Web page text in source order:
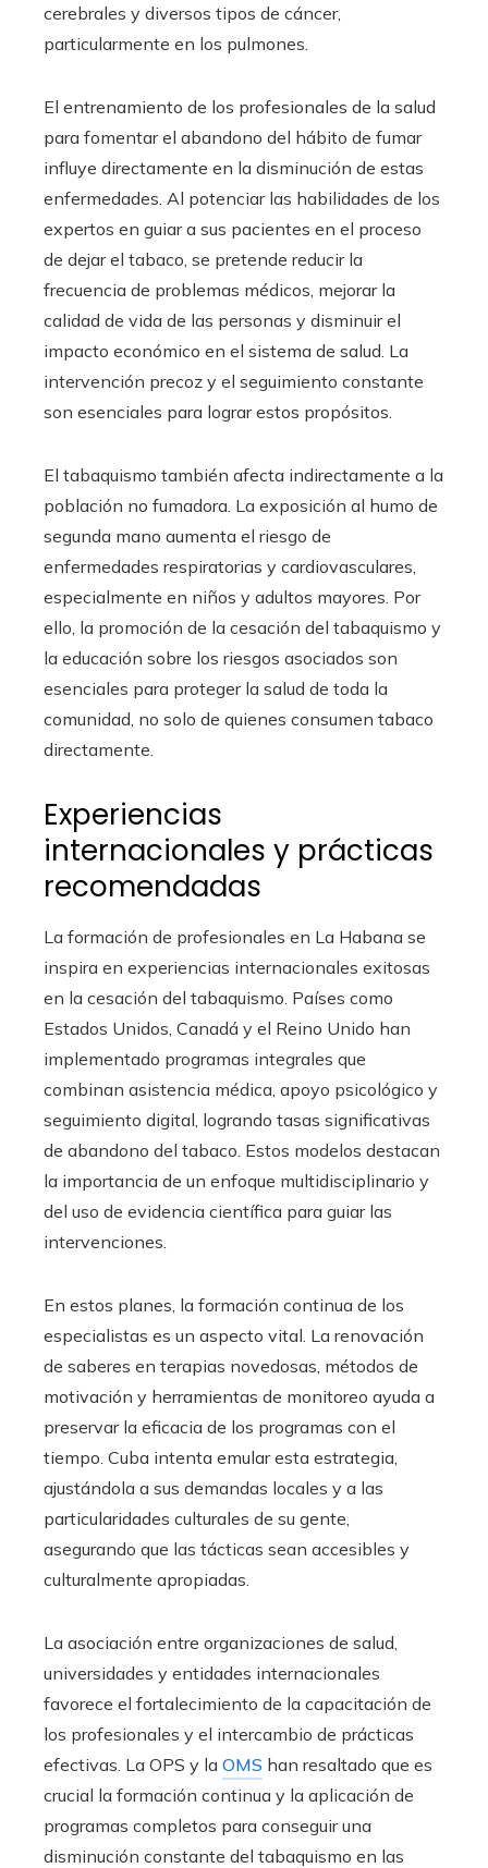
cerebrales y diversos tipos de cáncer,
particularmente en los pulmones.
El entrenamiento de los profesionales de la salud
para fomentar el abandono del hábito de fumar
influye directamente en la disminución de estas
enfermedades. Al potenciar las habilidades de los
expertos en guiar a sus pacientes en el proceso
de dejar el tabaco, se pretende reducir la
frecuencia de problemas médicos, mejorar la
calidad de vida de las personas y disminuir el
impacto económico en el sistema de salud. La
intervención precoz y el seguimiento constante
son esenciales para lograr estos propósitos.
El tabaquismo también afecta indirectamente a la
población no fumadora. La exposición al humo de
segunda mano aumenta el riesgo de
enfermedades respiratorias y cardiovasculares,
especialmente en niños y adultos mayores. Por
ello, la promoción de la cesación del tabaquismo y
la educación sobre los riesgos asociados son
esenciales para proteger la salud de toda la
comunidad, no solo de quienes consumen tabaco
directamente.
Experiencias
internacionales y prácticas
recomendadas
La formación de profesionales en La Habana se
inspira en experiencias internacionales exitosas
en la cesación del tabaquismo. Países como
Estados Unidos, Canadá y el Reino Unido han
implementado programas integrales que
combinan asistencia médica, apoyo psicológico y
seguimiento digital, logrando tasas significativas
de abandono del tabaco. Estos modelos destacan
la importancia de un enfoque multidisciplinario y
del uso de evidencia científica para guiar las
intervenciones.
En estos planes, la formación continua de los
especialistas es un aspecto vital. La renovación
de saberes en terapias novedosas, métodos de
motivación y herramientas de monitoreo ayuda a
preservar la eficacia de los programas con el
tiempo. Cuba intenta emular esta estrategia,
ajustándola a sus demandas locales y a las
particularidades culturales de su gente,
asegurando que las tácticas sean accesibles y
culturalmente apropiadas.
La asociación entre organizaciones de salud,
universidades y entidades internacionales
favorece el fortalecimiento de la capacitación de
los profesionales y el intercambio de prácticas
efectivas. La OPS y la OMS han resaltado que es
crucial la formación continua y la aplicación de
programas completos para conseguir una
disminución constante del tabaquismo en las